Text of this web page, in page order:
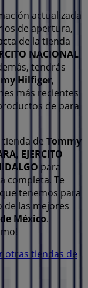
actualizada
de apertura,
de la tienda
NACIONAL
tendrás
Hilfiger,
más recientes
de para
de Tommy
EJERCITO
para
completa. Te
tenemos para
las mejores
México.
otras tiendas de